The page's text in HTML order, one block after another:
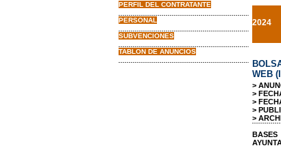
PERFIL DEL CONTRATANTE
PERSONAL
SUBVENCIONES
TABLON DE ANUNCIOS
2024
WEB
>
>
>
>
>